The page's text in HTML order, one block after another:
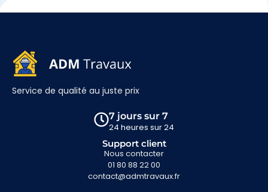
Service de qualité au juste prix
7 jours sur 7
24 heures sur 24
Support client
Nous contacter
01 80 88 22 00
contact@admtravaux.fr